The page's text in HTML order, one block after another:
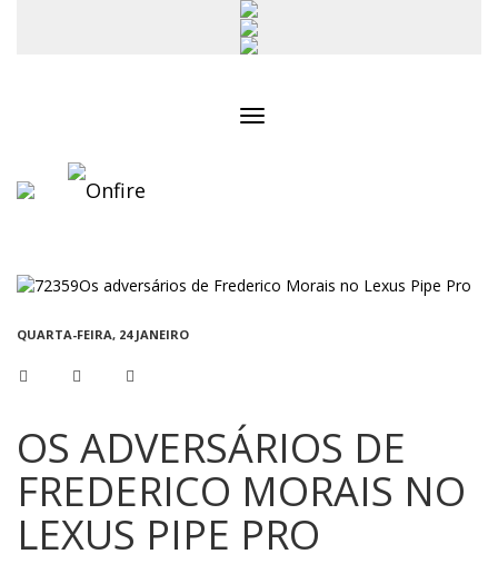
QUARTA-FEIRA, 24 JANEIRO
OS ADVERSÁRIOS DE
FREDERICO MORAIS NO
LEXUS PIPE PRO